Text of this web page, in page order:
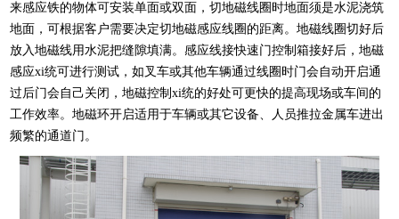
来感应铁的物体可安装单面或双面，切地磁线圈时地面须是水泥浇筑
地面，可根据客户需要决定切地磁感应线圈的距离。地磁线圈切好后
放入地磁线用水泥把缝隙填满。感应线接快速门控制箱接好后，地磁
感应xi统可进行测试，如叉车或其他车辆通过线圈时门会自动开启通
过后门会自己关闭，地磁控制xi统的好处可更快的提高现场或车间的
工作效率。地磁环开启适用于车辆或其它设备、人员推拉金属车进出
频繁的通道门。